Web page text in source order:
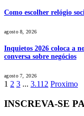
Como escolher relógio
agosto 8, 2026
Inquietos 2026 coloca a
conversa sobre negócios
agosto 7, 2026
1 2 3 ... 3.112 Proximo
INSCREVA-SE